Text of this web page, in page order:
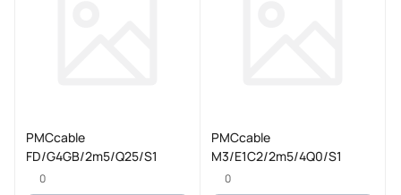
PMCcable
FD/G4GB/2m5/Q25/S1
0
PMCcable
M3/E1C2/2m5/4Q0/S1
0